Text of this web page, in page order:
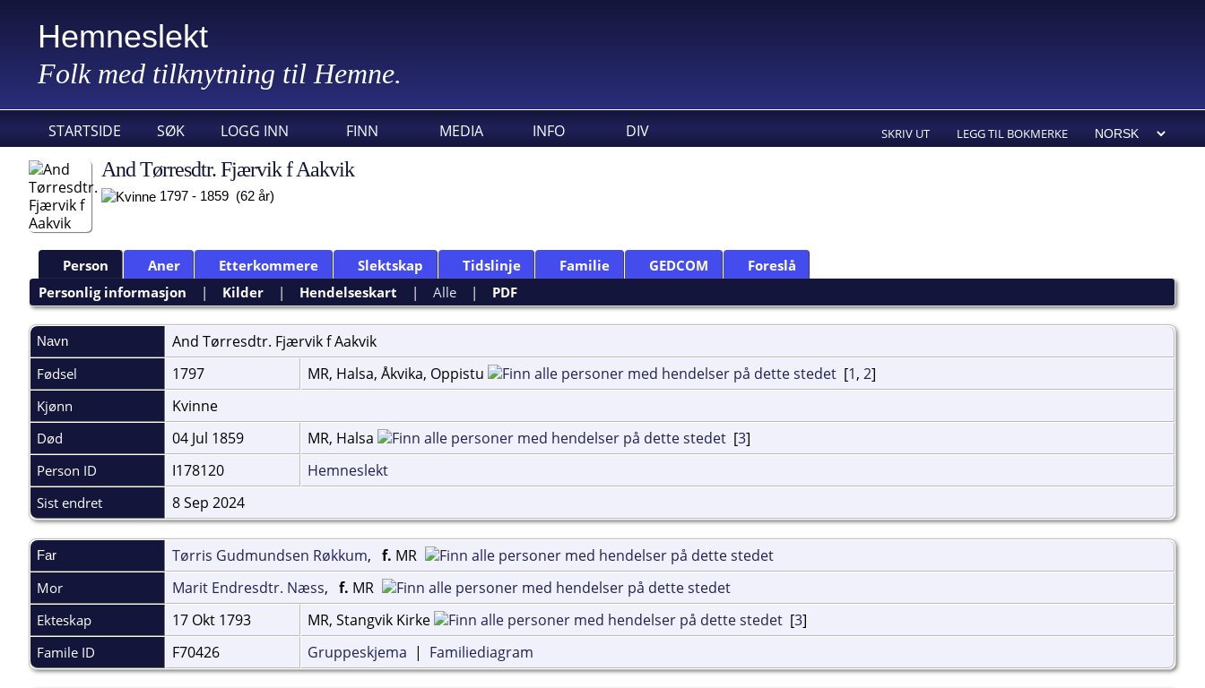
Hemneslekt
Folk med tilknytning til Hemne.
STARTSIDE SØK LOGG INN FINN MEDIA INFO DIV SKRIV UT LEGG TIL BOKMERKE
And Tørresdtr. Fjærvik f Aakvik
1797 - 1859 (62 år)
Person Aner Etterkommere Slektskap Tidslinje Familie GEDCOM
Foreslå
Personlig informasjon | Kilder | Hendelseskart |Alle | PDF
Navn And Tørresdtr. Fjærvik fAakvik
Fødsel 1797 MR, Halsa, Åkvika, Oppistu [1, 2]
Kjønn Kvinne
Død 04 Jul 1859 MR, Halsa [3]
Person ID I178120 Hemneslekt
Sist endret 8 Sep 2024
Far Tørris Gudmundsen Røkkum, f. MR
Mor Marit Endresdtr. Næss, f. MR
Ekteskap 17 Okt 1793 MR, Stangvik Kirke [3]
Famile ID F70426 Gruppeskjema | Familiediagram